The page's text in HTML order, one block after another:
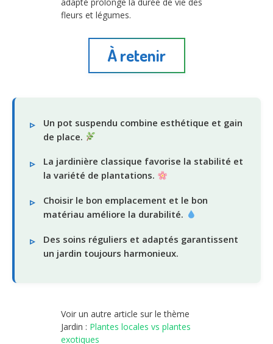
fleurs et légumes.
À retenir
Un pot suspendu combine esthétique et gain
de place.
La jardinière classique favorise la stabilité et
la variété de plantations.
Choisir le bon emplacement et le bon
matériau améliore la durabilité.
Des soins réguliers et adaptés garantissent
un jardin toujours harmonieux.
Voir un autre article sur le thème
Jardin : Plantes locales vs plantes
exotiques